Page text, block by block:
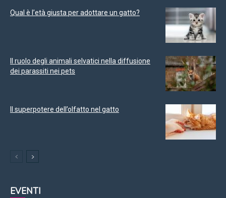
Qual è l’età giusta per adottare un gatto?
Il ruolo degli animali selvatici nella diffusione
dei parassiti nei pets
Il superpotere dell’olfatto nel gatto
EVENTI